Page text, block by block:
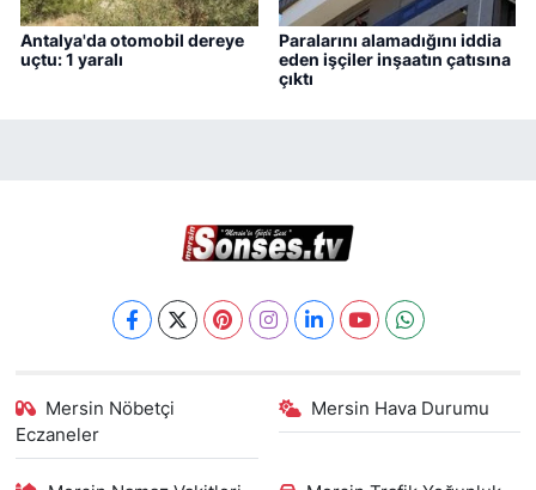
Antalya'da otomobil dereye
uçtu: 1 yaralı
Paralarını alamadığını iddia
eden işçiler inşaatın çatısına
çıktı
Mersin Nöbetçi
Eczaneler
Mersin Hava Durumu